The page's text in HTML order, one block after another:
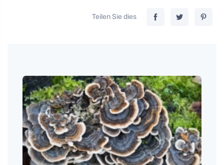
Teilen Sie dies